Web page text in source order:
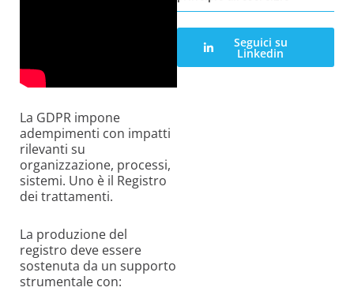
La GDPR impone
adempimenti con impatti
rilevanti su
organizzazione, processi,
sistemi. Uno è il Registro
dei trattamenti.
La produzione del
registro deve essere
sostenuta da un supporto
strumentale con:
Seguici su
Linkedin